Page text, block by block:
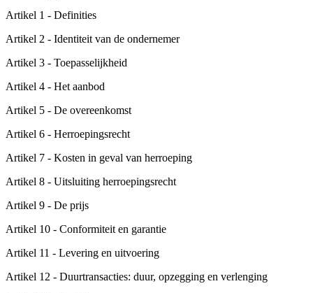
Artikel 1 - Definities
Artikel 2 - Identiteit van de ondernemer
Artikel 3 - Toepasselijkheid
Artikel 4 - Het aanbod
Artikel 5 - De overeenkomst
Artikel 6 - Herroepingsrecht
Artikel 7 - Kosten in geval van herroeping
Artikel 8 - Uitsluiting herroepingsrecht
Artikel 9 - De prijs
Artikel 10 - Conformiteit en garantie
Artikel 11 - Levering en uitvoering
Artikel 12 - Duurtransacties: duur, opzegging en verlenging